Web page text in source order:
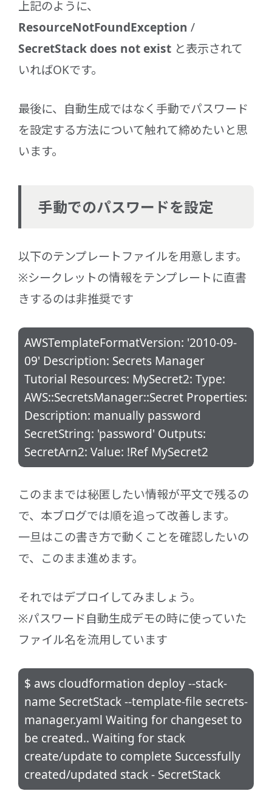
上記のように、
ResourceNotFoundException /
SecretStack does not existと表示されて
いればOKです。
最後に、自動生成ではなく手動でパスワード
を設定する方法について触れて締めたいと思
います。
手動でのパスワードを設定
以下のテンプレートファイルを用意します。
※シークレットの情報をテンプレートに直書
きするのは非推奨です
AWSTemplateFormatVersion: '2010-09-
09' Description: Secrets Manager
Tutorial Resources: MySecret2: Type:
AWS::SecretsManager::Secret Properties:
Description: manually password
SecretString: 'password' Outputs:
SecretArn2: Value: !Ref MySecret2
このままでは秘匿したい情報が平文で残るの
で、本ブログでは順を追って改善します。
一旦はこの書き方で動くことを確認したいの
で、このまま進めます。
それではデプロイしてみましょう。
※パスワード自動生成デモの時に使っていた
ファイル名を流用しています
$ aws cloudformation deploy --stack-
name SecretStack --template-file secrets-
manager.yaml Waiting for changeset to
be created.. Waiting for stack
create/update to complete Successfully
created/updated stack - SecretStack